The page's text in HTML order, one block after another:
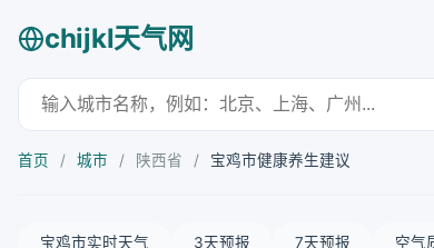
chijkl天气网
首页 / 城市 / 陕西省 / 宝鸡市健康养生建议
宝鸡市实时天气 3天预报 7天预报 空气